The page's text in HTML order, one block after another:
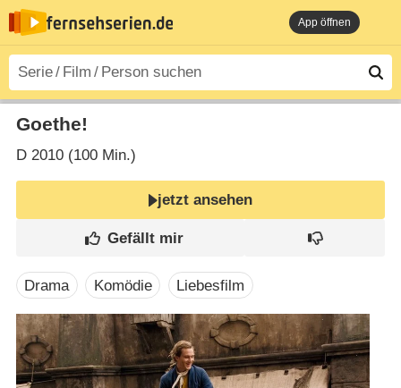
App öffnen
Goethe!
D2010 (100 Min.)
jetzt ansehen
Drama Komödie Liebesfilm